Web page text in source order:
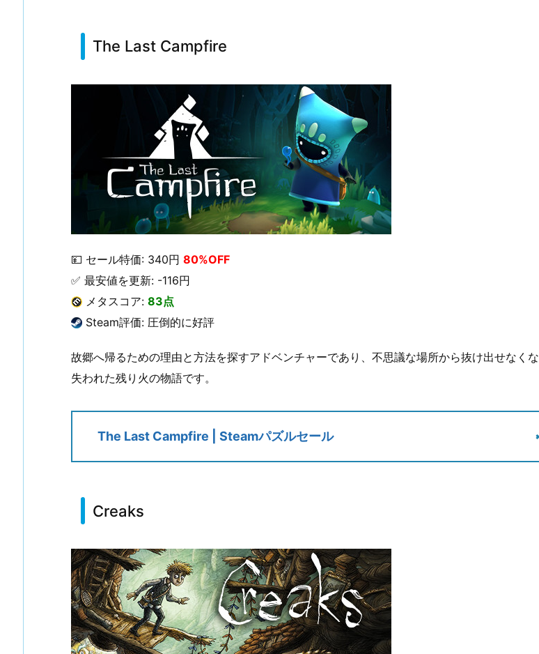
The Last Campfire
💴 セール特価: 340円 80%OFF
✅ 最安値を更新: -116円
メタスコア: 83点
Steam評価: 圧倒的に好評
故郷へ帰るための理由と方法を探すアドベンチャーであり、不思議な場所から抜け出せなく
失われた残り火の物語です。
The Last Campfire | Steamパズルセール
Creaks